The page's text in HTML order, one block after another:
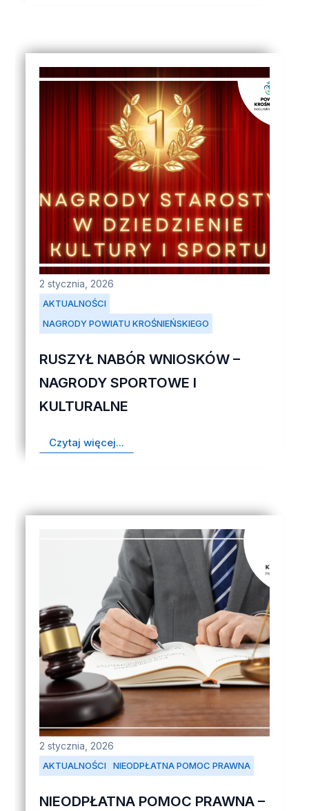
AKTUALNOŚCI
NAGRODY POWIATU KROŚNIEŃSKIEGO
2 stycznia, 2026
RUSZYŁ NABÓR WNIOSKÓW –
NAGRODY SPORTOWE I
KULTURALNE
Czytaj więcej...
AKTUALNOŚCI NIEODPŁATNA POMOC PRAWNA
2 stycznia, 2026
NIEODPŁATNA POMOC PRAWNA –